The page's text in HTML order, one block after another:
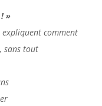
»
expliquent comment
sans tout